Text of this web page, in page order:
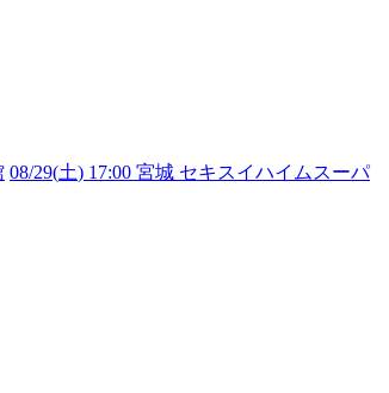
08/29(土) 17:00 宮城 セキスイハイムスーパ